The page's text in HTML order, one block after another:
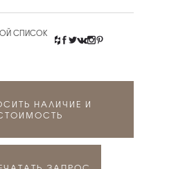
СПИСОК
НАЛИЧИЕ И